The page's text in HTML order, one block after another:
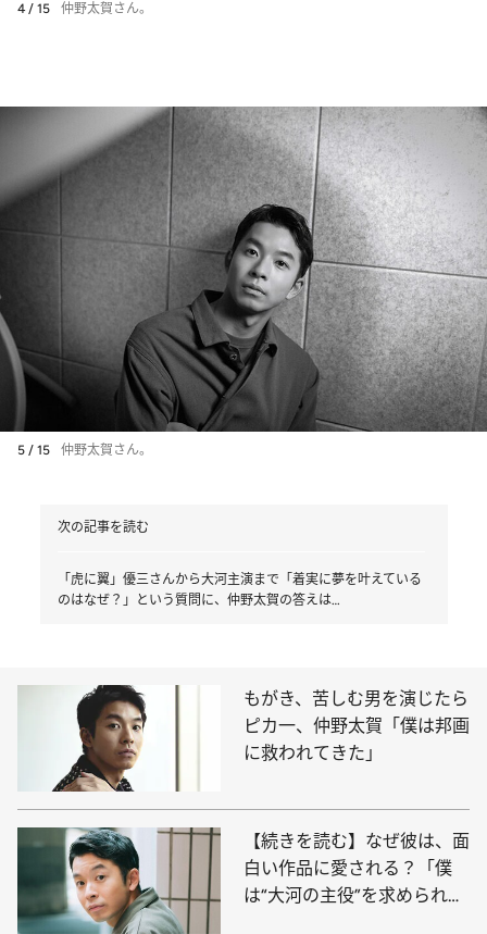
4 / 15 仲野太賀さん。
5 / 15 仲野太賀さん。
次の記事を読む
「虎に翼」優三さんから大河主演まで「着実に夢を叶えている
のはなぜ？」という質問に、仲野太賀の答えは…
もがき、苦しむ男を演じたら
ピカ一、仲野太賀「僕は邦画
に救われてきた」
【続きを読む】なぜ彼は、面
白い作品に愛される？「僕
は“大河の主役”を求められて